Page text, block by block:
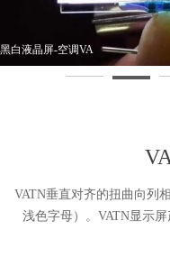
黑白液晶屏-空调VA
VATN垂直对齐的扭曲向列
浅色字母）。VATN显示